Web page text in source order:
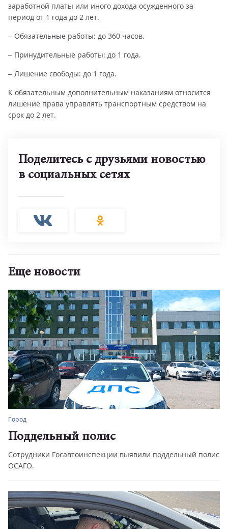
заработной платы или иного дохода осужденного за
период от 1 года до 2 лет.
– Обязательные работы: до 360 часов.
– Принудительные работы: до 1 года.
– Лишение свободы: до 1 года.
К обязательным дополнительным наказаниям относится
лишение права управлять транспортным средством на
срок до 2 лет.
Поделитесь с друзьями новостью
в социальных сетях
Еще новости
Город
Поддельный полис
Сотрудники Госавтоинспекции выявили поддельный полис
ОСАГО.